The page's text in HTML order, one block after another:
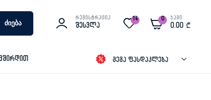
Ძიება
რეგისტრაცია
Შესვლა
14 0 ჯამი
0.00₾
მეგა ფასდაკლება